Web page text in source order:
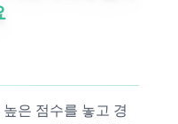
은 점수를 놓고 경